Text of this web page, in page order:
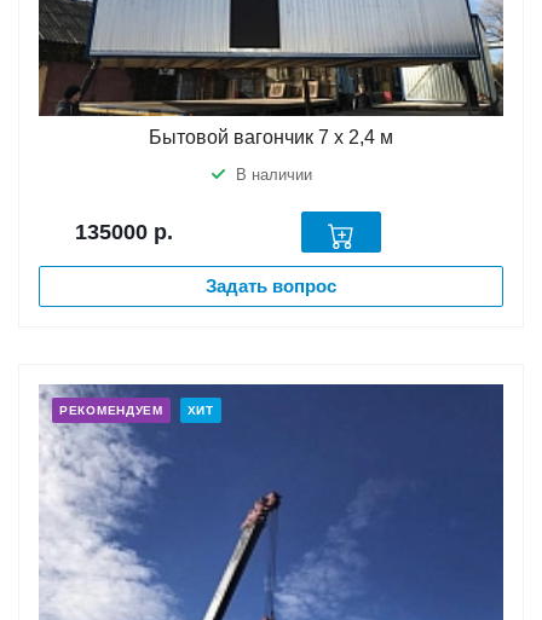
Бытовой вагончик 7 х 2,4 м
В наличии
135000 р.
Задать вопрос
РЕКОМЕНДУЕМ ХИТ